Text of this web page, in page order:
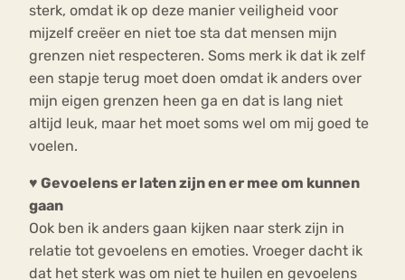
sterk, omdat ik op deze manier veiligheid voor
mijzelf creëer en niet toe sta dat mensen mijn
grenzen niet respecteren. Soms merk ik dat ik zelf
een stapje terug moet doen omdat ik anders over
mijn eigen grenzen heen ga en dat is lang niet
altijd leuk, maar het moet soms wel om mij goed te
voelen.
♥ Gevoelens er laten zijn en er mee om kunnen
gaan
Ook ben ik anders gaan kijken naar sterk zijn in
relatie tot gevoelens en emoties. Vroeger dacht ik
dat het sterk was om niet te huilen en gevoelens